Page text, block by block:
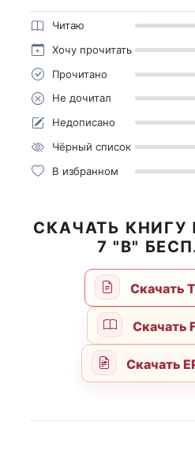
Читаю
Хочу прочитать
Прочитано
Не дочитал
Недописано
Чёрный список
В избранном
СКАЧАТЬ КНИГУ
7 "В"
Скачать
Скачать
Скачать